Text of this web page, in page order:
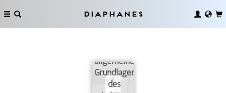
Diaphanes
als
selbständige
allgemeinen
Grundlagen
des